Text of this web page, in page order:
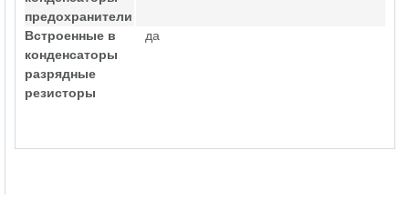
предохранители
Встроенные в
конденсаторы
разрядные
резисторы
да